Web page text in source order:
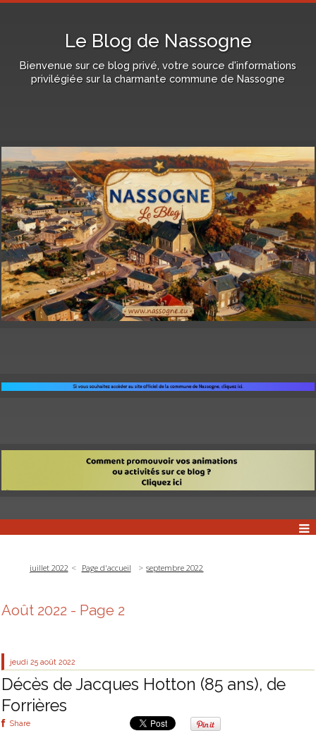
Le Blog de Nassogne
Bienvenue sur ce blog privé, votre source d'informations
privilégiée sur la charmante commune de Nassogne
juillet 2022 Page d'accueil septembre 2022
Août 2022 - Page 2
jeudi 25 août 2022
Décès de Jacques Hotton (85 ans), de
Forrières
Share